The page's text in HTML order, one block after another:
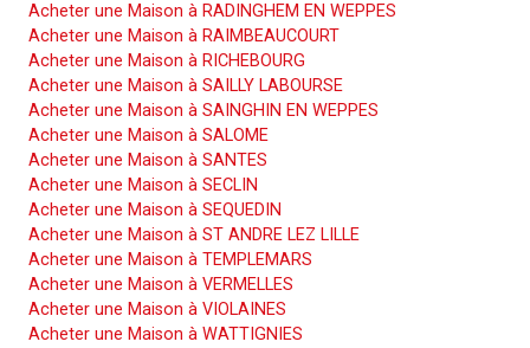
Acheter une Maison à RADINGHEM EN WEPPES
Acheter une Maison à RAIMBEAUCOURT
Acheter une Maison à RICHEBOURG
Acheter une Maison à SAILLY LABOURSE
Acheter une Maison à SAINGHIN EN WEPPES
Acheter une Maison à SALOME
Acheter une Maison à SANTES
Acheter une Maison à SECLIN
Acheter une Maison à SEQUEDIN
Acheter une Maison à ST ANDRE LEZ LILLE
Acheter une Maison à TEMPLEMARS
Acheter une Maison à VERMELLES
Acheter une Maison à VIOLAINES
Acheter une Maison à WATTIGNIES